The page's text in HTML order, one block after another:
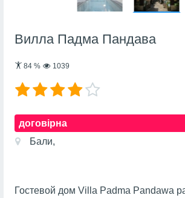
Вилла Падма Пандава
84% 1039
договірна
Бали,
Гостевой дом Villa Padma Pandawa